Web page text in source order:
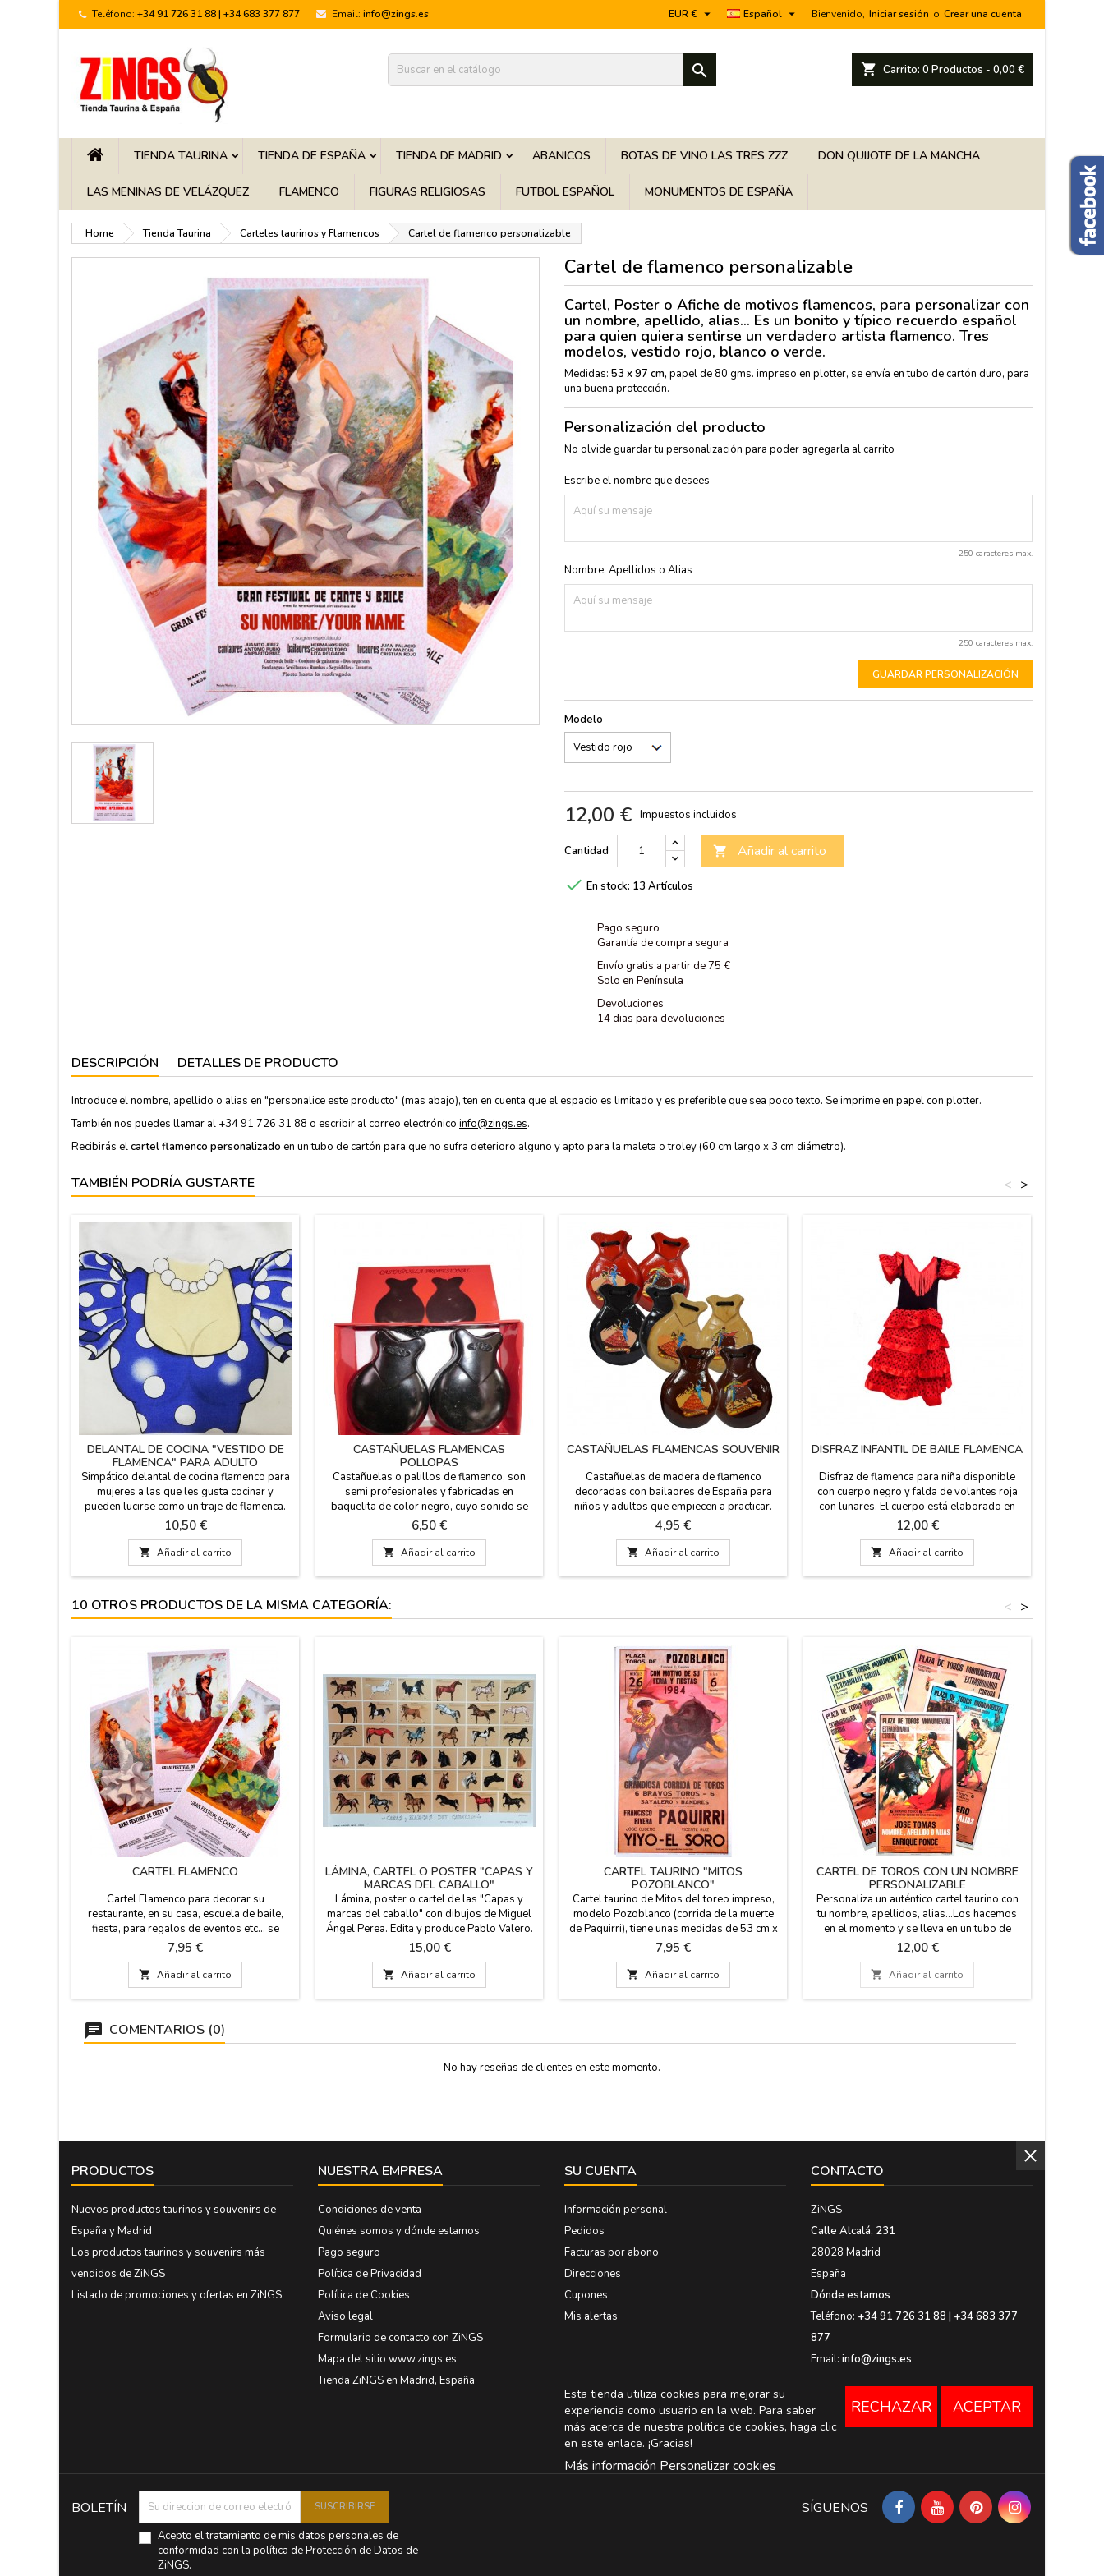
Teléfono: +34 91 726 31 88 | +34 683 377 877 Email: info@zings.es Bienvenido, Iniciar sesión o Crear una cuenta
Español 
EUR € 
shopping_cart Carrito: 0 Productos - 0,00 €

TIENDA TAURINA TIENDA DE ESPAÑA TIENDA DE MADRID ABANICOS BOTAS DE VINO LAS TRES ZZZ DON QUIJOTE DE LA MANCHA
LAS MENINAS DE VELÁZQUEZ FLAMENCO FIGURAS RELIGIOSAS FUTBOL ESPAÑOL MONUMENTOS DE ESPAÑA
Home Tienda Taurina Carteles taurinos y Flamencos Cartel de flamenco personalizable
Cartel de flamenco personalizable
Cartel, Poster o Afiche de motivos flamencos, para personalizar con
un nombre, apellido, alias... Es un bonito y típico recuerdo español
para quien quiera sentirse un verdadero artista flamenco. Tres
modelos, vestido rojo, blanco o verde.
Medidas: 53 x 97 cm, papel de 80 gms. impreso en plotter, se envía en tubo de cartón duro, para
una buena protección.
Personalización del producto
No olvide guardar tu personalización para poder agregarla al carrito
Escribe el nombre que desees
250 caracteres max.
Nombre, Apellidos o Alias
250 caracteres max.
GUARDAR PERSONALIZACIÓN
Modelo
12,00 € Impuestos incluidos
Cantidad  Añadir al carrito
 En stock: 13 Artículos
Pago seguro
Garantía de compra segura
Envío gratis a partir de 75 €
Solo en Península
Devoluciones
14 dias para devoluciones
DESCRIPCIÓN DETALLES DE PRODUCTO
Introduce el nombre, apellido o alias en "personalice este producto" (mas abajo), ten en cuenta que el espacio es limitado y es preferible que sea poco texto. Se imprime en papel con plotter.
También nos puedes llamar al +34 91 726 31 88 o escribir al correo electrónico info@zings.es.
Recibirás elcartel flamenco personalizado en un tubo de cartón para que no sufra deterioro alguno y apto para la maleta o troley (60 cm largo x 3 cm diámetro).
TAMBIÉN PODRÍA GUSTARTE >
<
DELANTAL DE COCINA "VESTIDO DE
FLAMENCA" PARA ADULTO
Simpático delantal de cocina flamenco para
mujeres a las que les gusta cocinar y
pueden lucirse como un traje de flamenca.
Recuerdo divertido de España. 100%
Algodón. Medidas: 74 x 61 cm
Precio
10,50 €
 Añadir al carrito
CASTAÑUELAS FLAMENCAS
POLLOPAS
Castañuelas o palillos de flamenco, son
semi profesionales y fabricadas en
baquelita de color negro, cuyo sonido se
asemeja al profesional. Se utilizan en los
tablaos y escuelas de flamenco para
aprender. Disponemos de 4 tamaños.
Regalo para iniciación a las castañuelas.
Medidas: Muy pequeño (niños/niñas) : 8 x
5,5 cm Pequeño (niñas/ niños) : 8,5 x 6 cm...
Precio
6,50 €
 Añadir al carrito
CASTAÑUELAS FLAMENCAS SOUVENIR
Castañuelas de madera de flamenco
decoradas con bailaores de España para
niños y adultos que empiecen a practicar.
Un regalo típico español, bonito recuerdo
de España. Medidas de los dos tamaños:
Pequeña: 4cm de ancho 5 de largo Grande:
6cm de ancho 9 de largo Colores
disponibles: rojo, negro, marrón y natural.
Precio
4,95 €
 Añadir al carrito
DISFRAZ INFANTIL DE BAILE FLAMENCA
Disfraz de flamenca para niña disponible
con cuerpo negro y falda de volantes roja
con lunares. El cuerpo está elaborado en
100% poliamida y los volantes son de
100% poliéster. Se recomienda lavar en frío
y planchar a no más de 30 ºC.El disfraz de
flamenca está disponible en ocho tallas
diferentes: de 0 meses a 12 años.
Precio
12,00 €
 Añadir al carrito
10 OTROS PRODUCTOS DE LA MISMA CATEGORÍA: >
<
CARTEL FLAMENCO
Cartel Flamenco para decorar su
restaurante, en su casa, escuela de baile,
fiesta, para regalos de eventos etc... se
envían en tubo de cartón rígido. Souvenirs
de España y Flamenco. Medidas: 53 x 97
cm, papel de 80 gms. impreso en plotter.
Precio
7,95 €
 Añadir al carrito
LÁMINA, CARTEL O POSTER "CAPAS Y
MARCAS DEL CABALLO"
Lámina, poster o cartel de las "Capas y
marcas del caballo" con dibujos de Miguel
Ángel Perea. Edita y produce Pablo Valero.
Descripción de los diferentes tipos de
caballos con los colores y características,
para los aficionados ecuestres. Medida: 70
cm x 52 cm
Precio
15,00 €
 Añadir al carrito
CARTEL TAURINO "MITOS
POZOBLANCO"
Cartel taurino de Mitos del toreo impreso,
modelo Pozoblanco (corrida de la muerte
de Paquirri), tiene unas medidas de 53 cm x
97 cm. y papel de 80 gms. Se envía en tubo
de cartón rígido para su protección y que
viaje sin dañarse. Ideal para decorar
restaurantes, casas, Peñas.
Precio
7,95 €
 Añadir al carrito
CARTEL DE TOROS CON UN NOMBRE
PERSONALIZABLE
Personaliza un auténtico cartel taurino con
tu nombre, apellidos, alias...Los hacemos
en el momento y se lleva en un tubo de
cartón duro para su protección y
comodidad a la hora de viajar en la maleta,
esta impreso en plotter de tinta de color
negro. Medidas: 53 x 97 cm, papel de 80
gms. impreso en plotter. Introduce tu
Precio
12,00 €
 Añadir al carrito
COMENTARIOS (0)
No hay reseñas de clientes en este momento.
PRODUCTOS
Nuevos productos taurinos y souvenirs de
España y Madrid
Los productos taurinos y souvenirs más
vendidos de ZiNGS
Listado de promociones y ofertas en ZiNGS
NUESTRA EMPRESA
Condiciones de venta
Quiénes somos y dónde estamos
Pago seguro
Política de Privacidad
Política de Cookies
Aviso legal
Formulario de contacto con ZiNGS
Mapa del sitio www.zings.es
Tienda ZiNGS en Madrid, España
SU CUENTA
Información personal
Pedidos
Facturas por abono
Direcciones
Cupones
Mis alertas
CONTACTO
ZiNGS
Calle Alcalá, 231
28028 Madrid
España
Dónde estamos
Teléfono: +34 91 726 31 88 | +34 683 377
877
Email: info@zings.es
Esta tienda utiliza cookies para mejorar su
experiencia como usuario en la web. Para saber
más acerca de nuestra política de cookies, haga clic
en este enlace. ¡Gracias!
Más información Personalizar cookies
RECHAZAR ACEPTAR
BOLETÍN
Acepto el tratamiento de mis datos personales de
conformidad con la política de Protección de Datos de
ZiNGS.
SÍGUENOS